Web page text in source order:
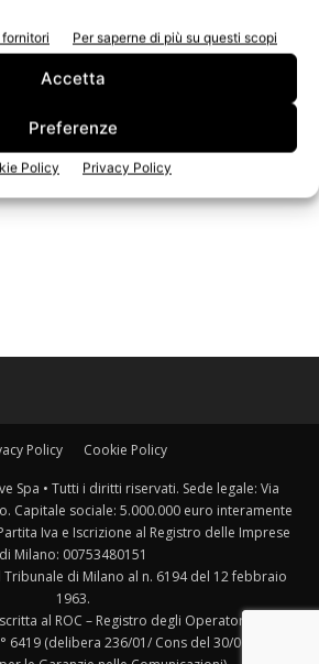
Per saperne di più su questi scopi
Accetta
Preferenze
Policy Privacy Policy
Policy Cookie Policy
Spa • Tutti i diritti riservati. Sede legale: Via
Capitale sociale: 5.000.000 euro interamente
Iva e Iscrizione al Registro delle Imprese
di Milano: 00753480151
di Milano al n. 6194 del 12 febbraio
1963.
al ROC – Registro degli Operatori di
6419 (delibera 236/01/ Cons del 30/06/01